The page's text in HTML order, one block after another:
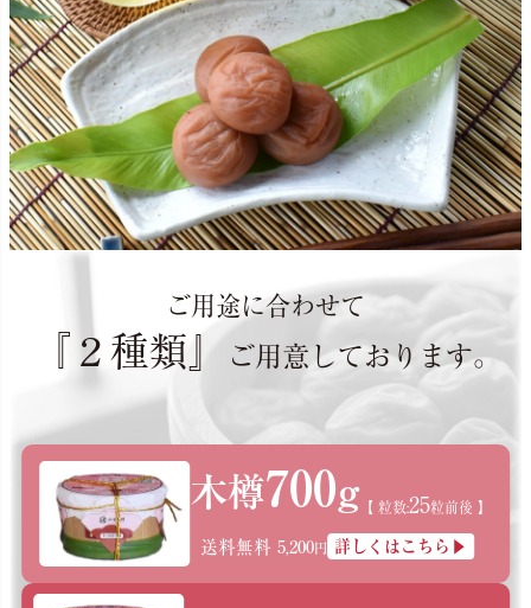
ご用途に合わせて
『２種類』 ご用意しております。
木樽700g 【 粒数:25粒前後 】
送料無料 5,200円 詳しくはこちら▶